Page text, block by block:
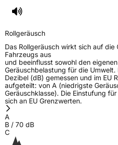
Fahrzeugklasse
3PMSF / Schneeflockensymbol /
EPREL ID600687
Allgemeine Produktsicherheit
Rollgeräusch
Das Rollgeräusch wirkt sich auf die
Fahrzeugs aus
und beeinflusst sowohl den
Geräuschbelastung für die Umwelt.
Dezibel (dB) gemessen und im EU
aufgeteilt: von A (niedrigste
Geräuschklasse). Die Einstufung
sich an EU Grenzwerten.
A
B / 70 dB
C